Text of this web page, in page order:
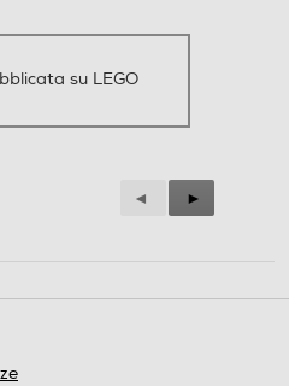
su LEGO
Precedente
Reviews
◄
Successiva
Reviews
►